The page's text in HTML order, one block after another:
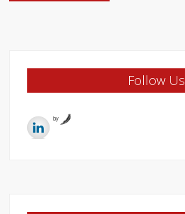
Follow Us
by